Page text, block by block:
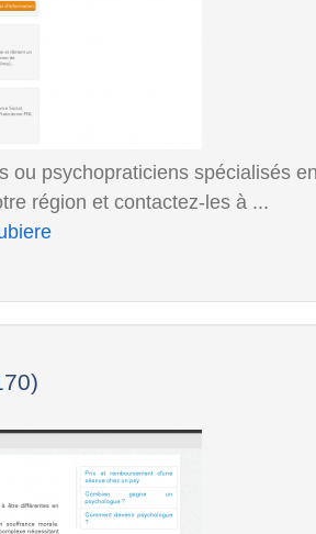
ou psychopraticiens spécialisés
région et contactez-les à ...